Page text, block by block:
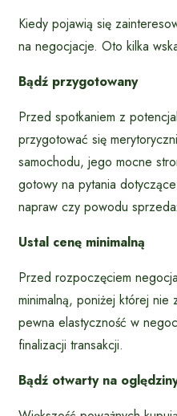
Kiedy pojawią się
na negocjacje. Oto kilka
Bądź przygotowany
Przed spotkaniem z
przygotować się
samochodu, jego mocne
gotowy na pytania
napraw czy powodu
Ustal cenę minimalną
Przed rozpoczęciem
minimalną, poniżej której
pewna elastyczność w
finalizacji transakcji.
Bądź otwarty na